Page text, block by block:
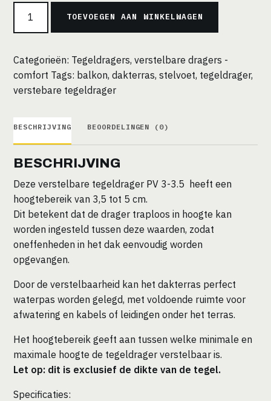
tegeldrager
3,5-
TOEVOEGEN AAN WINKELWAGEN
Categorieën: Tegeldragers,verstelbare dragers -
comfort Tags: balkon,dakterras,stelvoet, tegeldrager,
verstebare tegeldrager
BESCHRIJVING BEOORDELINGEN (0)
BESCHRIJVING
Deze verstelbare tegeldrager PV 3-3.5 heeft een
hoogtebereik van 3,5 tot 5 cm.
Dit betekent dat de drager traploos in hoogte kan
worden ingesteld tussen deze waarden, zodat
oneffenheden in het dak eenvoudig worden
opgevangen.
Door de verstelbaarheid kan het dakterras perfect
waterpas worden gelegd, met voldoende ruimte voor
afwatering en kabels of leidingen onder het terras.
Het hoogtebereik geeft aan tussen welke minimale en
maximale hoogte de tegeldrager verstelbaar is.
Let op: dit is exclusief de dikte van de tegel.
Specificaties: